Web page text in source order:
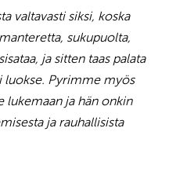
valtavasti siksi, koska
sukupuolta,
ja sitten taas palata
Pyrimme myös
lukemaan ja hän onkin
ja rauhallisista